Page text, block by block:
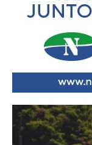
Reproductor
de
vídeo